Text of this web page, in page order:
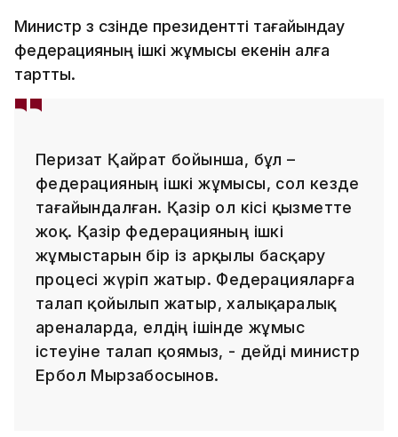
Министр өз сөзінде президентті тағайындау
федерацияның ішкі жұмысы екенін алға
тартты.
Перизат Қайрат бойынша, бұл –
федерацияның ішкі жұмысы, сол кезде
тағайындалған. Қазір ол кісі қызметте
жоқ. Қазір федерацияның ішкі
жұмыстарын бір із арқылы басқару
процесі жүріп жатыр. Федерацияларға
талап қойылып жатыр, халықаралық
ареналарда, елдің ішінде жұмыс
істеуіне талап қоямыз, - дейді министр
Ербол Мырзабосынов.